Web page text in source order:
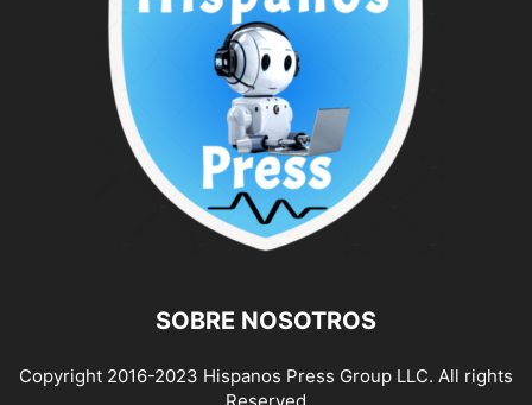
SOBRE NOSOTROS
Copyright 2016-2023 Hispanos Press Group LLC. All rights